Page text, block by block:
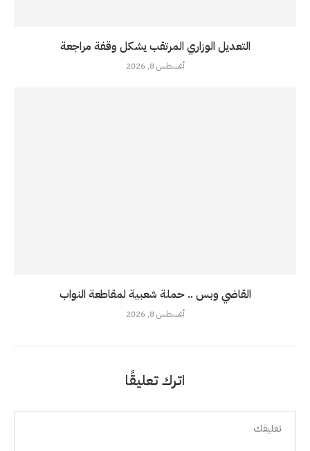
التعديل الوزاري المرتقب يشكل وقفة مراجعة
أغسطس 8, 2026
القاضي وبس .. حملة شعبية لمقاطعة النواب
أغسطس 8, 2026
اترك تعليقًا